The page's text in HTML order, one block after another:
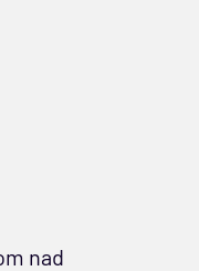
nad